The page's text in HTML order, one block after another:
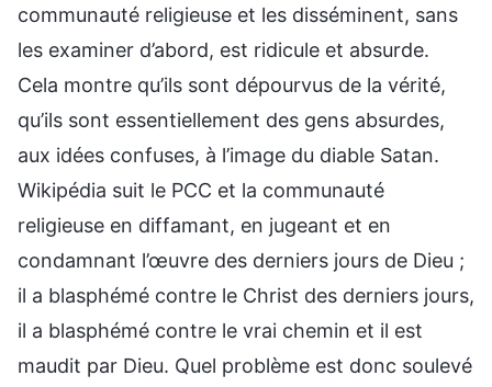
communauté religieuse et les disséminent, sans
les examiner d’abord, est ridicule et absurde.
Cela montre qu’ils sont dépourvus de la vérité,
qu’ils sont essentiellement des gens absurdes,
aux idées confuses, à l’image du diable Satan.
Wikipédia suit le PCC et la communauté
religieuse en diffamant, en jugeant et en
condamnant l’œuvre des derniers jours de Dieu ;
il a blasphémé contre le Christ des derniers jours,
il a blasphémé contre le vrai chemin et il est
maudit par Dieu. Quel problème est donc soulevé